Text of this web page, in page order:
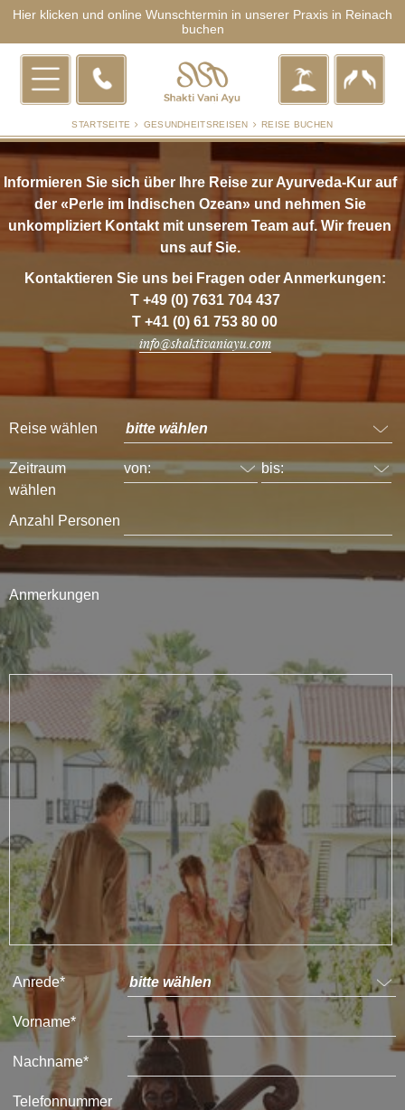
STARTSEITE GESUNDHEITSREISEN REISE BUCHEN
Hier klicken und online Wunschtermin in unserer Praxis in Reinach
buchen
Informieren Sie sich über Ihre Reise zur Ayurveda-Kur auf
der «Perle im Indischen Ozean» und nehmen Sie
unkompliziert Kontakt mit unserem Team auf. Wir freuen
uns auf Sie.
Kontaktieren Sie uns bei Fragen oder Anmerkungen:
T +49 (0) 7631 704 437
T +41 (0) 61 753 80 00
info@shaktivaniayu.com
Reise wählen
Zeitraum
wählen
Anzahl Personen
Anmerkungen
Anrede*
Vorname*
Nachname*
Telefonnummer